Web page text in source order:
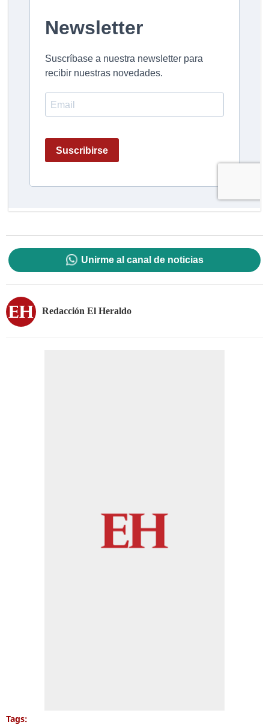
Unirme al canal de noticias
Redacción El Heraldo
Tags: